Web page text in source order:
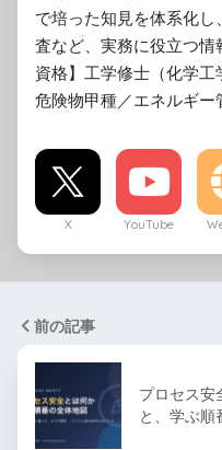
で培った知見を体系化
査など、実務に役立つ情
資格】工学修士（化学
危険物甲種／エネルギ
X YouTube
前の記事
プロセス安
と、学ぶ順